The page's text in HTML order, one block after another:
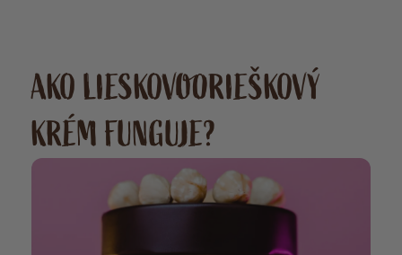
AKO LIESKOVOORIEŠKOVÝ
KRÉM FUNGUJE?